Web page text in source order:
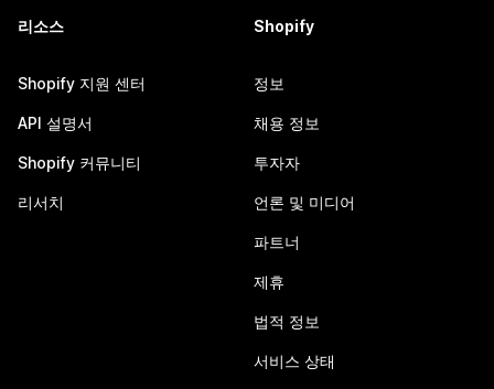
리소스
Shopify 지원 센터
API 설명서
Shopify 커뮤니티
리서치
Shopify
정보
채용 정보
투자자
언론 및 미디어
파트너
제휴
법적 정보
서비스 상태